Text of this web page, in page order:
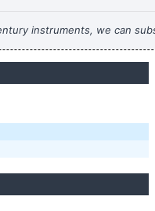
instruments, we can
is, en dat u zich aldus,